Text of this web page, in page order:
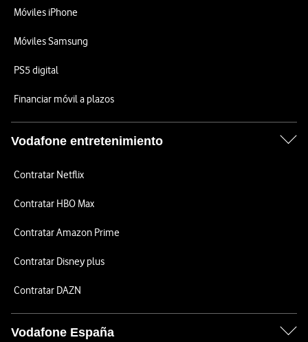
Móviles iPhone
Móviles Samsung
PS5 digital
Financiar móvil a plazos
Vodafone entretenimiento
Contratar Netflix
Contratar HBO Max
Contratar Amazon Prime
Contratar Disney plus
Contratar DAZN
Vodafone España